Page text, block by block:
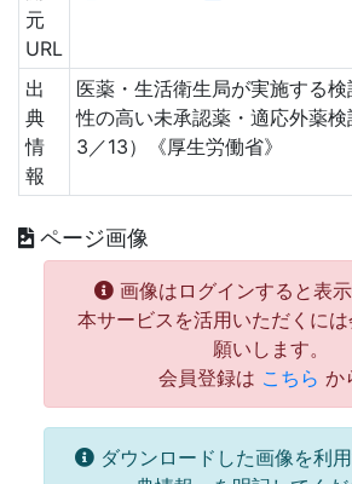
元
URL
出
典
情
報
医薬・生活衛生局が実施する
性の高い未承認薬・適応外薬
3／13）《厚生労働省》
ページ画像
画像はログインすると表示
本サービスを活用いただくに
願いします。
会員登録は こちら か
ダウンロードした画像を利